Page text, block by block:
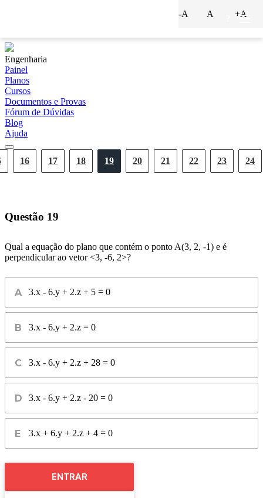
Engenharia
Painel
Planos
Cursos
Documentos e Provas
Fórum de Dúvidas
Blog
Ajuda
16 17 18 19 20 21 22 23 24
-A A +A
Questão 19
Qual a equação do plano que contém o ponto A(3, 2, -1) e é
perpendicular ao vetor <3, -6, 2>?
3.x - 6.y + 2.z + 5 = 0
3.x - 6.y + 2.z = 0
3.x - 6.y + 2.z + 28 = 0
3.x - 6.y + 2.z - 20 = 0
3.x + 6.y + 2.z + 4 = 0
ENTRAR